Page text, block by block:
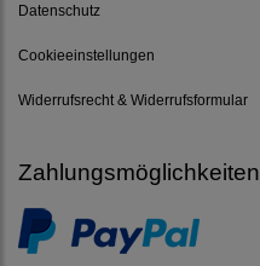
Datenschutz
Cookieeinstellungen
Widerrufsrecht & Widerrufsformular
Zahlungsmöglichkeiten